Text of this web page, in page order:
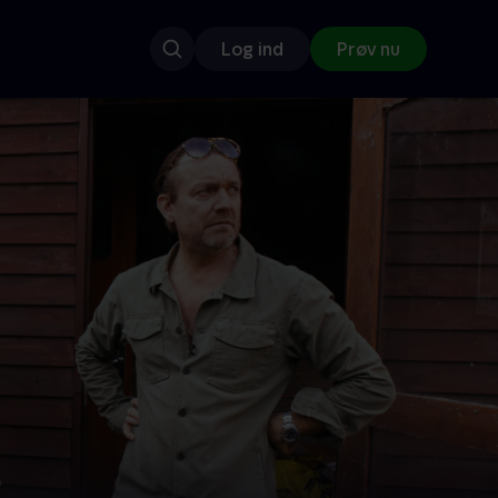
Log ind Prøv nu